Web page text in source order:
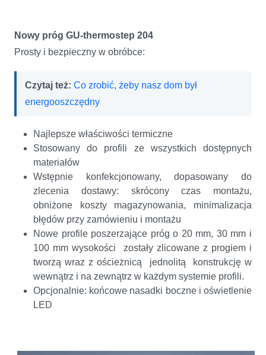
Nowy próg GU-thermostep 204
Prosty i bezpieczny w obróbce:
Czytaj też: Co zrobić, żeby nasz dom był
energooszczędny
Najlepsze właściwości termiczne
Stosowany do profili ze wszystkich dostępnych
materiałów
Wstępnie konfekcjonowany, dopasowany do
zlecenia dostawy: skrócony czas montażu,
obniżone koszty magazynowania, minimalizacja
błędów przy zamówieniu i montażu
Nowe profile poszerzające próg o 20 mm, 30 mm i
100 mm wysokości zostały zlicowane z progiem i
tworzą wraz z ościeżnicą jednolitą konstrukcję w
wewnątrz i na zewnątrz w każdym systemie profili.
Opcjonalnie: końcowe nasadki boczne i oświetlenie
LED